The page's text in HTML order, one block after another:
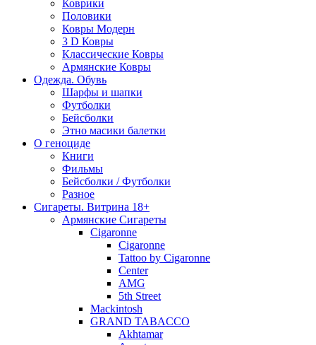
Коврики
Половики
Ковры Модерн
3 D Ковры
Классические Ковры
Армянские Ковры
Одежда. Обувь
Шарфы и шапки
Футболки
Бейсболки
Этно масики балетки
О геноциде
Книги
Фильмы
Бейсболки / Футболки
Разное
Сигареты. Витрина 18+
Армянские Сигареты
Cigaronne
Cigaronne
Tattoo by Cigaronne
Center
AMG
5th Street
Mackintosh
GRAND TABACCO
Akhtamar